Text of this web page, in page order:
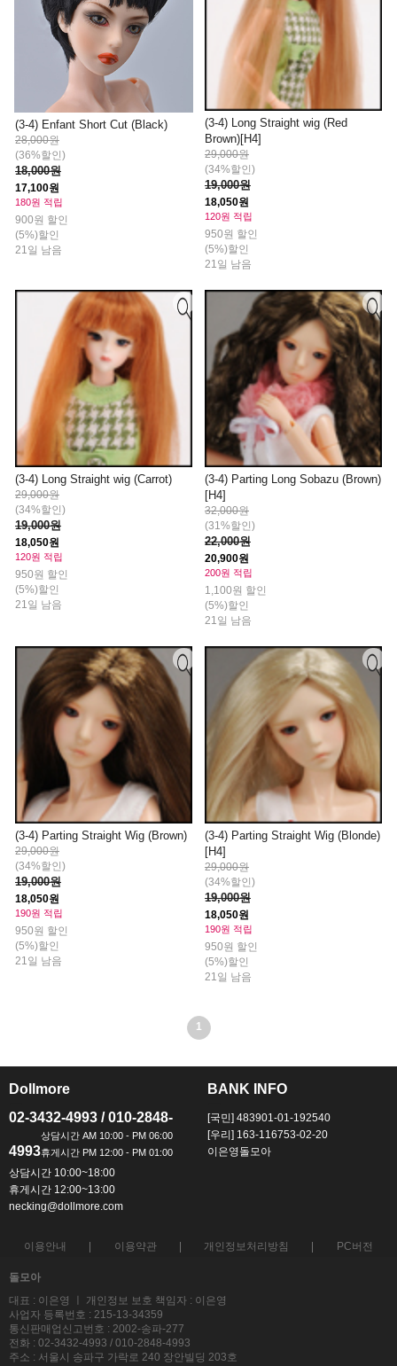
(3-4) Enfant Short Cut (Black)
28,000원
(36%할인)
18,000원
17,100원
180원 적립
900원 할인
(5%)할인
21일 남음
(3-4) Long Straight wig (Red
Brown)[H4]
29,000원
(34%할인)
19,000원
18,050원
120원 적립
950원 할인
(5%)할인
21일 남음
(3-4) Long Straight wig (Carrot)
29,000원
(34%할인)
19,000원
18,050원
120원 적립
950원 할인
(5%)할인
21일 남음
(3-4) Parting Long Sobazu (Brown)
[H4]
32,000원
(31%할인)
22,000원
20,900원
200원 적립
1,100원 할인
(5%)할인
21일 남음
(3-4) Parting Straight Wig (Brown)
29,000원
(34%할인)
19,000원
18,050원
190원 적립
950원 할인
(5%)할인
21일 남음
(3-4) Parting Straight Wig (Blonde)
[H4]
29,000원
(34%할인)
19,000원
18,050원
190원 적립
950원 할인
(5%)할인
21일 남음
1
Dollmore
02-3432-4993 / 010-2848-
4993
상담시간 10:00~18:00
휴게시간 12:00~13:00
necking@dollmore.com
BANK INFO
[국민] 483901-01-192540
[우리] 163-116753-02-20
이은영돌모아
이용안내 이용약관 개인정보처리방침 PC버전
돌모아
대표 : 이은영 ㅣ 개인정보 보호 책임자 : 이은영
사업자 등록번호 : 215-13-34359
통신판매업신고번호 : 2002-송파-277
전화 : 02-3432-4993 / 010-2848-4993
주소 : 서울시 송파구 가락로 240 장안빌딩 203호